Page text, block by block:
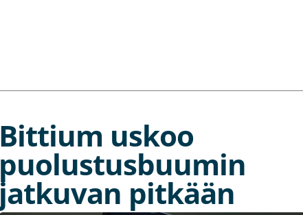
Bittium uskoo
puolustusbuumin
jatkuvan pitkään